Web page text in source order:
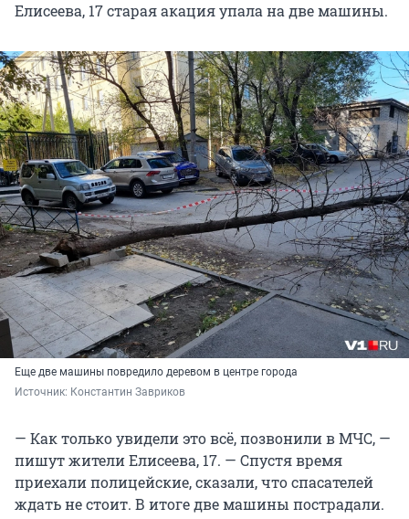
Елисеева, 17 старая акация упала на две машины.
Еще две машины повредило деревом в центре города
Источник: Константин Завриков
— Как только увидели это всё, позвонили в МЧС, —
пишут жители Елисеева, 17. — Спустя время
приехали полицейские, сказали, что спасателей
ждать не стоит. В итоге две машины пострадали.